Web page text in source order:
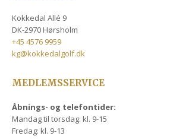
Kokkedal Allé 9
DK-2970 Hørsholm
+45 4576 9959
kg@kokkedalgolf.dk
MEDLEMSSERVICE
Åbnings- og telefontider:
Mandag til torsdag: kl. 9-15
Fredag: kl. 9-13